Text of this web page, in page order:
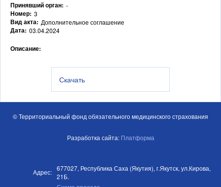
Принявший орган: -
Номер: 3
Вид акта: Дополнительное соглашение
Дата: 03.04.2024
Описание:
Скачать
© Территориальный фонд обязательного медицинского страхования
Разработка сайта: Платформа
Адрес: 677027, Республика Саха (Якутия), г.Якутск, ул.Кирова,
21Б.